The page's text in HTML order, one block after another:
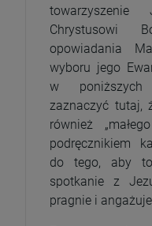
Chrystusowi
opowiadania
wyboru jego
w poniższych
zaznaczyć tutaj,
również
podręcznikiem
do tego, aby
spotkanie z
pragnie i